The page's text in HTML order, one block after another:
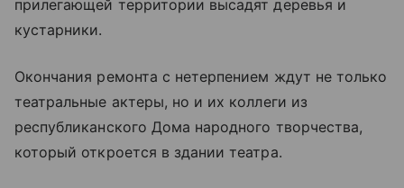
прилегающей территории высадят деревья и
кустарники.
Окончания ремонта с нетерпением ждут не только
театральные актеры, но и их коллеги из
республиканского Дома народного творчества,
который откроется в здании театра.